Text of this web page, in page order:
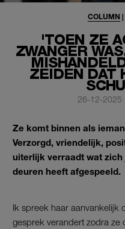
'TOEN ZE
ZWANGER
ZEIDEN DAT
COLUMN |
26-12-2025
Ze komt binnen als
Verzorgd, vriendelijk,
uiterlijk verraadt wat
deuren heeft afgespeeld.
Ik spreek haar aanvankelijk
gesprek verandert zodra ze